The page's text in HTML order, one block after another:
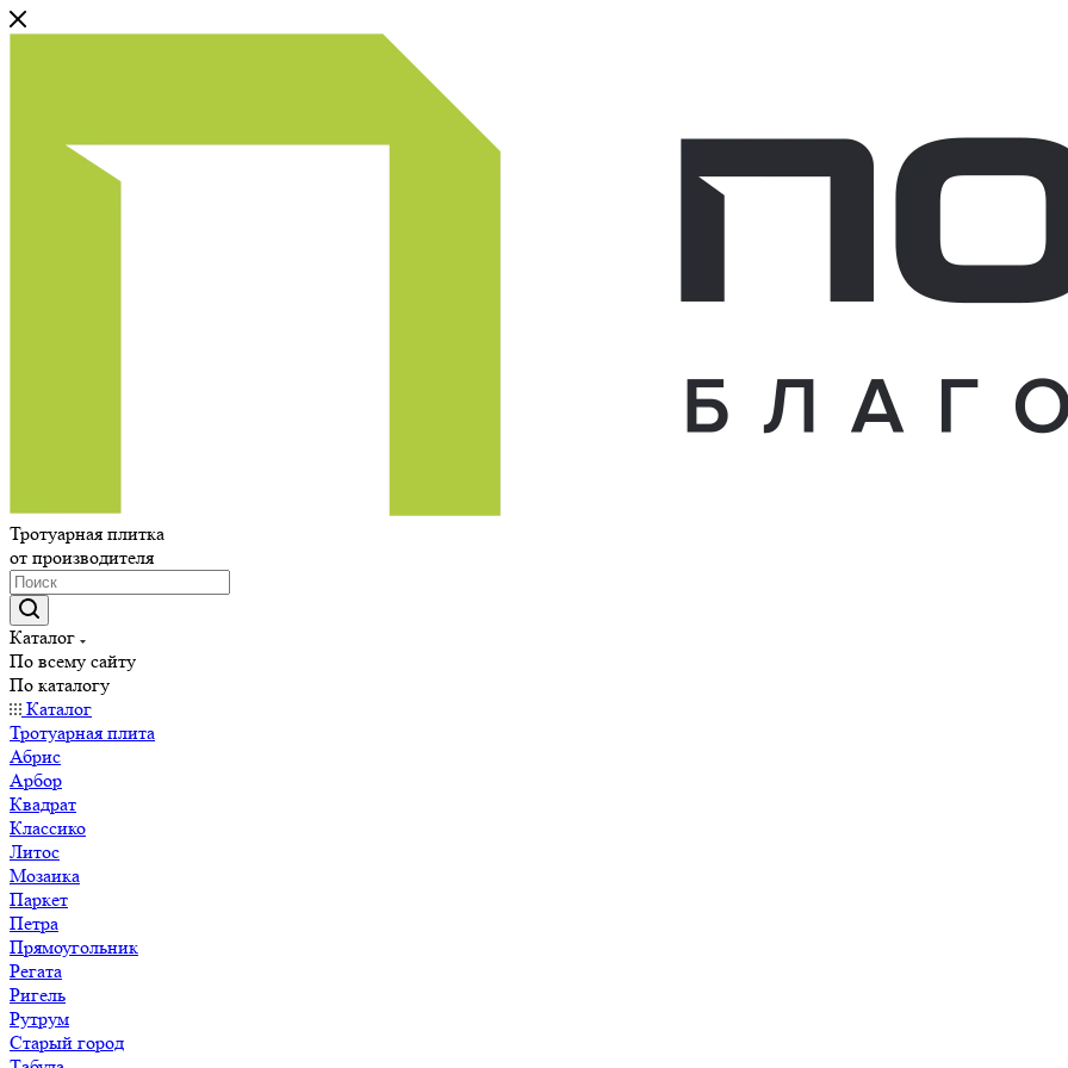
Тротуарная плитка
от производителя
Каталог
По всему сайту
По каталогу
Каталог
Тротуарная плита
Абрис
Арбор
Квадрат
Классико
Литос
Мозаика
Паркет
Петра
Прямоугольник
Регата
Ригель
Рутрум
Старый город